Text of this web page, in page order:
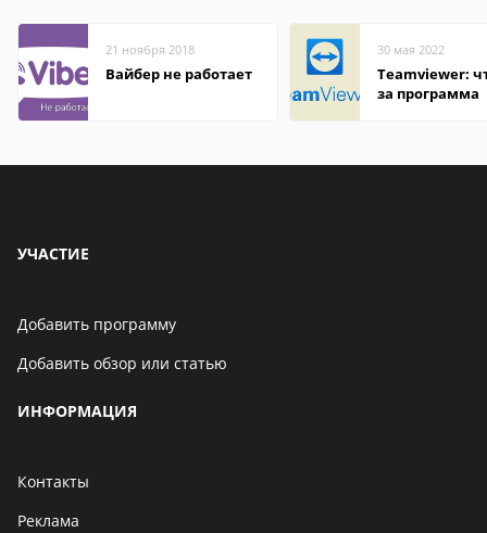
21 ноября 2018
Вайбер не работает
30 мая 2022
Teamviewer:
за программа
УЧАСТИЕ
Добавить программу
Добавить обзор или статью
ИНФОРМАЦИЯ
Контакты
Реклама